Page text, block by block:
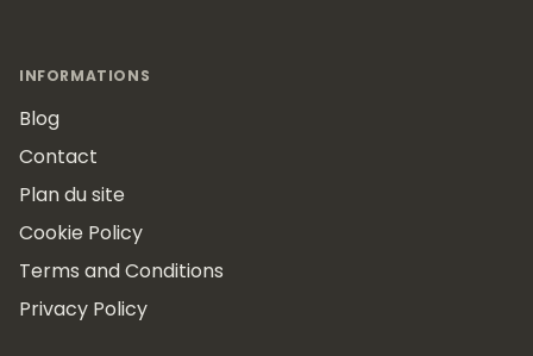
INFORMATIONS
Blog
Contact
Plan du site
Cookie Policy
Terms and Conditions
Privacy Policy